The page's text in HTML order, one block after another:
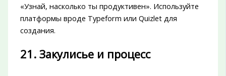
«Узнай, насколько ты продуктивен». Используйте
платформы вроде Typeform или Quizlet для
создания.
21. Закулисье и процесс